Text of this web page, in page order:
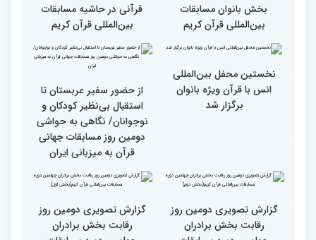
جزئیات دومین روز رقابت
بخش بانوان مسابقات
استعدادیابی مجری‌گری
قرآنی در حاشیه مسابقات
نخستین محفل بین‌المللی
انس با قرآن ویژه بانوان
از حضور سفیر عربستان تا
استقبال بی‌نظیر کودکان و
نوجوانان/ نگاهی به حواشی
دومین روز مسابقات جهانی
گزارش تصویری دومین روز
گزارش تصویری دومین روز